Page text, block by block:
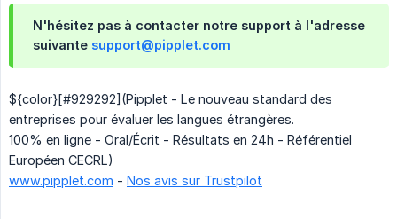
N'hésitez pas à contacter notre support à l'adresse
suivante support@pipplet.com
${color}[#929292](Pipplet - Le nouveau standard des
entreprises pour évaluer les langues étrangères.
100% en ligne - Oral/Écrit - Résultats en 24h - Référentiel
Européen CECRL)
www.pipplet.com - Nos avis sur Trustpilot